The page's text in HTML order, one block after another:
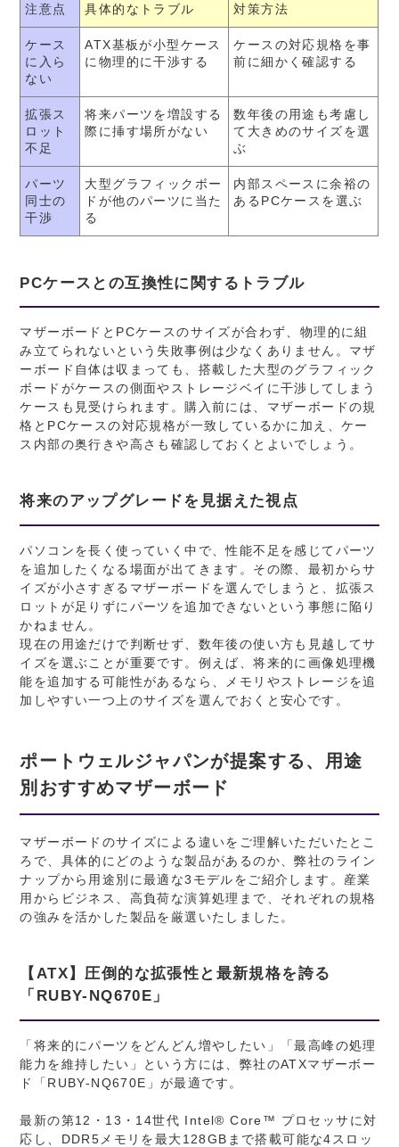
注意点 具体的なトラブル 対策方法
ケース
に入ら
ない
ATX基板が小型ケース
に物理的に干渉する
ケースの対応規格を事
前に細かく確認する
拡張ス
ロット
不足
将来パーツを増設する
際に挿す場所がない
数年後の用途も考慮し
て大きめのサイズを選
ぶ
パーツ
同士の
干渉
大型グラフィックボー
ドが他のパーツに当た
る
内部スペースに余裕の
あるPCケースを選ぶ
PCケースとの互換性に関するトラブル
マザーボードとPCケースのサイズが合わず、物理的に組
み立てられないという失敗事例は少なくありません。マザ
ーボード自体は収まっても、搭載した大型のグラフィック
ボードがケースの側面やストレージベイに干渉してしまう
ケースも見受けられます。購入前には、マザーボードの規
格とPCケースの対応規格が一致しているかに加え、ケー
ス内部の奥行きや高さも確認しておくとよいでしょう。
将来のアップグレードを見据えた視点
パソコンを長く使っていく中で、性能不足を感じてパーツ
を追加したくなる場面が出てきます。その際、最初からサ
イズが小さすぎるマザーボードを選んでしまうと、拡張ス
ロットが足りずにパーツを追加できないという事態に陥り
かねません。
現在の用途だけで判断せず、数年後の使い方も見越してサ
イズを選ぶことが重要です。例えば、将来的に画像処理機
能を追加する可能性があるなら、メモリやストレージを追
加しやすい一つ上のサイズを選んでおくと安心です。
ポートウェルジャパンが提案する、用途
別おすすめマザーボード
マザーボードのサイズによる違いをご理解いただいたとこ
ろで、具体的にどのような製品があるのか、弊社のライン
ナップから用途別に最適な3モデルをご紹介します。産業
用からビジネス、高負荷な演算処理まで、それぞれの規格
の強みを活かした製品を厳選いたしました。
【ATX】圧倒的な拡張性と最新規格を誇る
「RUBY-NQ670E」
「将来的にパーツをどんどん増やしたい」「最高峰の処理
能力を維持したい」という方には、弊社のATXマザーボー
ド「RUBY-NQ670E」が最適です。
最新の第12・13・14世代 Intel® Core™ プロセッサに対
応し、DDR5メモリを最大128GBまで搭載可能な4スロッ